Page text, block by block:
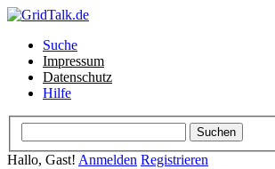
Suche
Impressum
Datenschutz
Hilfe
Hallo, Gast! Anmelden Registrieren